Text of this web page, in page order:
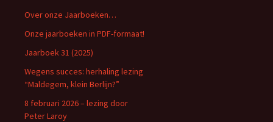
Over onze Jaarboeken…
Onze jaarboeken in PDF-formaat!
Jaarboek 31 (2025)
Wegens succes: herhaling lezing
“Maldegem, klein Berlijn?”
8 februari 2026 – lezing door
Peter Laroy